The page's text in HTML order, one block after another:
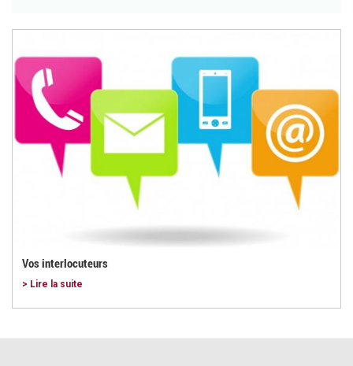
Vos interlocuteurs
> Lire la suite